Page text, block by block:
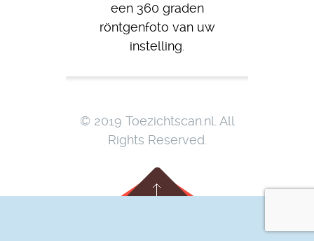
een 360 graden
röntgenfoto van uw
instelling.
© 2019 Toezichtscan.nl. All
Rights Reserved.